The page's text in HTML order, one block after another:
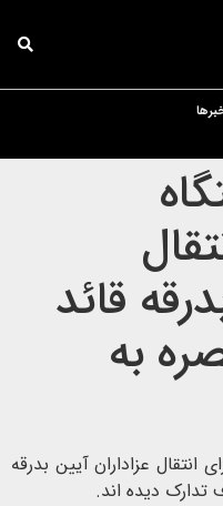
قائد
به
برای انتقال عزاداران آیین بدرقه
دیده اند.